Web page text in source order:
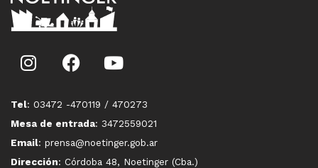
Tel: 03472 -470119 / 470273
Mesa de entrada: 3472559021
Email: prensa@noetinger.gob.ar
Dirección: Córdoba 48, Noetinger (Cba.)